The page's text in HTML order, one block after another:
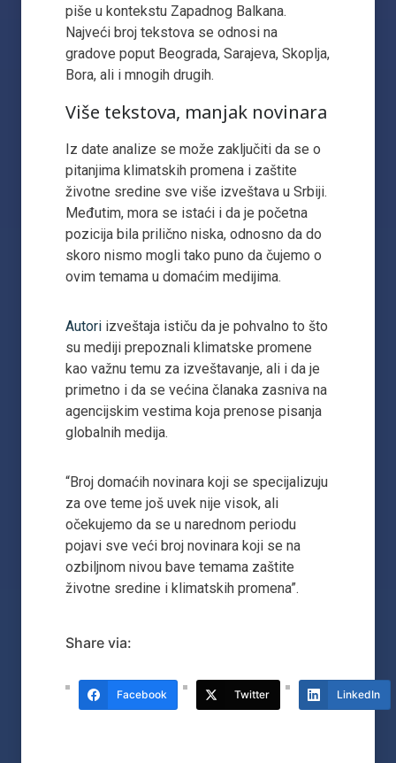
piše u kontekstu Zapadnog Balkana.
Najveći broj tekstova se odnosi na
gradove poput Beograda, Sarajeva, Skoplja,
Bora, ali i mnogih drugih.
Više tekstova, manjak novinara
Iz date analize se može zaključiti da se o
pitanjima klimatskih promena i zaštite
životne sredine sve više izveštava u Srbiji.
Međutim, mora se istaći i da je početna
pozicija bila prilično niska, odnosno da do
skoro nismo mogli tako puno da čujemo o
ovim temama u domaćim medijima.
Autori izveštaja ističu da je pohvalno to što
su mediji prepoznali klimatske promene
kao važnu temu za izveštavanje, ali i da je
primetno i da se većina članaka zasniva na
agencijskim vestima koja prenose pisanja
globalnih medija.
“Broj domaćih novinara koji se specijalizuju
za ove teme još uvek nije visok, ali
očekujemo da se u narednom periodu
pojavi sve veći broj novinara koji se na
ozbiljnom nivou bave temama zaštite
životne sredine i klimatskih promena”.
Share via:
Facebook Twitter LinkedIn